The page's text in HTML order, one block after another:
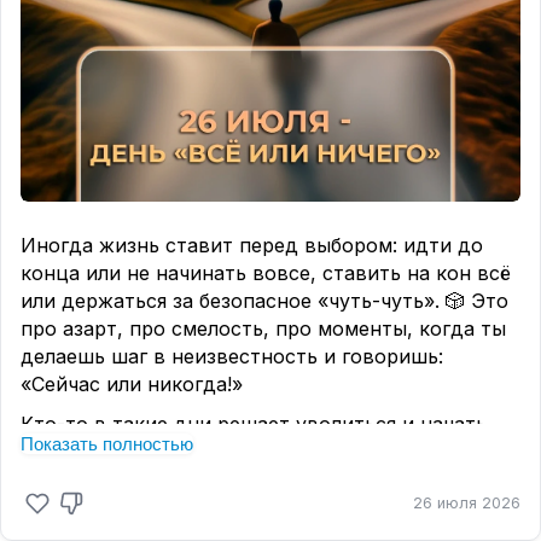
Иногда жизнь ставит перед выбором: идти до
конца или не начинать вовсе, ставить на кон всё
или держаться за безопасное «чуть-чуть». 🎲 Это
про азарт, про смелость, про моменты, когда ты
делаешь шаг в неизвестность и говоришь:
«Сейчас или никогда!»
Кто-то в такие дни решает уволиться и начать
своё дело, кто-то признаётся в чувствах, а кто-
никогда не был. ✈
Показать полностью
26 июля 2026